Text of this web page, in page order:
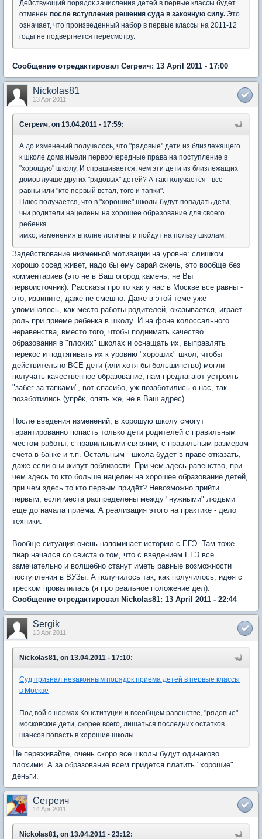
Действующий порядок зачисления детей в первые классы будет
отменен после вступления решения суда в законную силу. Это
означает, что произведенный набор в первые классы на 2011-12
годы не подвергнется пересмотру.
Сообщение отредактировал Сегреич: 13 April 2011 - 17:00
Nickolas81
13 Apr 2011
Сегреич, on 13.04.2011 - 17:59:
А до изменений получалось, что "рядовые" дети из близлежащего
к школе дома имели первоочередные права на поступление в
"хорошую" школу. И спрашивается: чем эти дети из близлежащих
домов лучше других "рядовых" детей? А так получается - все
равны или "кто первый встал, того и тапки".
Плюс получается, что в "хорошие" школы будут попадать дети,
чьи родители нацелены на хорошее образование для своего
ребенка.
имхо, изменения вполне логичны и пойдут на пользу школам.
Задействование низменной мотивации на уровне: слишком
хорошо сосед живет, надо бы ему сарай сжечь, это вообще без
комментариев (это не в Ваш огород камень, не Вы
первоисточник). Рассказы про то как у нас в Москве все равны -
это, извините, даже не смешно. Даже в этой теме уже
упоминалось, как место работы родителей, оказывается, играет
роль при приеме ребенка в школу. И на фоне колоссального
неравенства, вместо того, чтобы поднимать качество
образования в "плохих" школах и оснащать их, выправлять
перекос и подтягивать их к уровню "хороших" школ, чтобы
действительно ВСЕ дети (или хотя бы большинство) могли
получать качественное образование, нам предлагают устроить
"забег за тапками", вот спасибо, уж позаботились о нас, так
позаботились (упрёк, опять же, не в Ваш адрес).
После введения изменений, в хорошую школу смогут
гарантированно попасть только дети родителей с правильным
местом работы, с правильными связями, с правильным размером
счета в банке и т.п. Остальным - школа будет в праве отказать,
даже если они живут поблизости. При чем здесь равенство, при
чем здесь то кто больше нацелен на хорошее образование детей,
при чем здесь то кто первым придёт? Невозможно прийти
первым, если места распределены между "нужными" людьми
еще до начала приёма. А реализация этого на практике - дело
техники.
Вообще ситуация очень напоминает историю с ЕГЭ. Там тоже
пиар начался со свиста о том, что с введением ЕГЭ все
замечательно и волшебно станут иметь равные возможности
поступления в ВУЗы. А получилось так, как получилось, идея с
треском провалилась (я про реальное положение дел).
Сообщение отредактировал Nickolas81: 13 April 2011 - 22:44
Sergik
13 Apr 2011
Nickolas81, on 13.04.2011 - 17:10:
Суд признал незаконным порядок приема детей в первые классы
в Москве
Под вой о нормах Конституции и всеобщем равенстве, "рядовые"
московские дети, скорее всего, лишаться последних остатков
шансов попасть в хорошие школы.
Не переживайте, очень скоро все школы будут одинаково
плохими. А за образование всем придется платить "хорошие"
деньги.
Сегреич
14 Apr 2011
Nickolas81, on 13.04.2011 - 23:12: